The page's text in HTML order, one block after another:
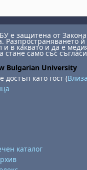
е защитена от Закона
Разпространяването й
в каквато и да е
само със
Bulgarian University
достъп като гост (
каталог